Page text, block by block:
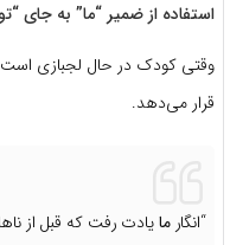
استفاده از ضمیر “ما” به جای
وقتی کودک در حال لجبازی است،
قرار می‌دهد.
“انگارمایادت رفت که قبل از